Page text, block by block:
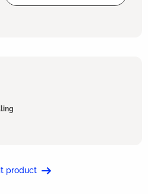
product